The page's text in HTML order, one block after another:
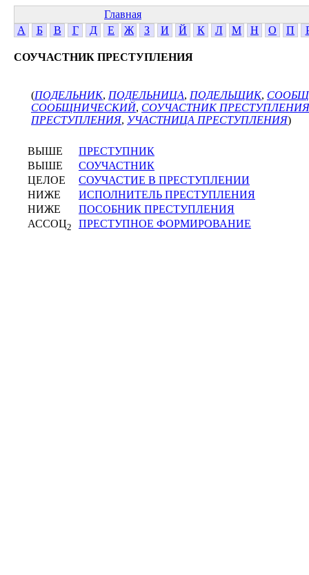
Главная
А
Б В Г Д Е Ж З И Й К Л М Н О П
СОУЧАСТНИК ПРЕСТУПЛЕНИЯ
(ПОДЕЛЬНИК, ПОДЕЛЬНИЦА, ПОДЕЛЬЩИК,
СООБЩНИЧЕСКИЙ, СОУЧАСТНИК ПРЕСТУПЛЕНИЯ
ПРЕСТУПЛЕНИЯ, УЧАСТНИЦА ПРЕСТУПЛЕНИЯ)
ВЫШЕ
ПРЕСТУПНИК
ВЫШЕ
СОУЧАСТНИК
ЦЕЛОЕ
СОУЧАСТИЕ В ПРЕСТУПЛЕНИИ
НИЖЕ
ИСПОЛНИТЕЛЬ ПРЕСТУПЛЕНИЯ
НИЖЕ
ПОСОБНИК ПРЕСТУПЛЕНИЯ
АССОЦ2 ПРЕСТУПНОЕ ФОРМИРОВАНИЕ